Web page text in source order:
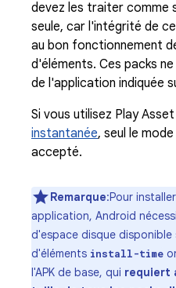
devez les traiter comme
seule, car l'intégrité de
au bon fonctionnement
d'éléments. Ces packs
de l'application indiquée
Si vous utilisez Play
instantanée, seul le
accepté.
Remarque:Pour
application, Android
d'espace disque disponible
d'éléments install-time
l'APK de base, qui requiert